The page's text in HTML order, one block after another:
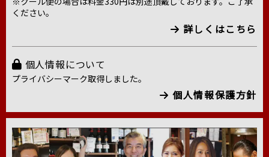
ください。
詳しくはこちら
個人情報について
プライバシーマーク取得しました。
個人情報保護方針